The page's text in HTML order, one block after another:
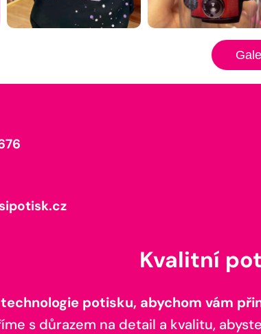
Kvalitní
potisku, abychom vám
s důrazem na detail a kvalitu,